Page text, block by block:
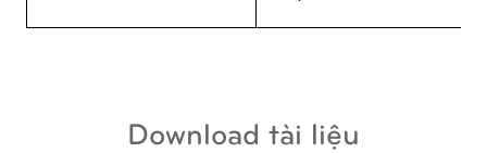
Download tài liệu